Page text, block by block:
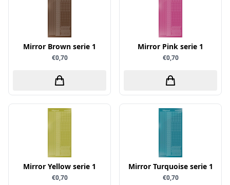
Mintay
Morgana Fantasy
Nellie Snellen
Nellie's Choice
Overige
Paper Boutique
Paperfuel
Papers for You
Piatek13
Mirror Brown serie 1
€0,70
Mirror Pink serie 1
€0,70
Mirror Yellow serie 1
€0,70
Mirror Turquoise serie 1
€0,70